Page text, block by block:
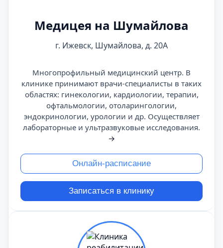
Медицея на Шумайлова
г. Ижевск, Шумайлова, д. 20А
Многопрофильный медицинский центр. В
клинике принимают врачи-специалисты в таких
областях: гинекологии, кардиологии, терапии,
офтальмологии, отоларингологии,
эндокринологии, урологии и др. Осуществляет
лабораторные и ультразвуковые исследования.
→
Онлайн-расписание
Записаться в клинику